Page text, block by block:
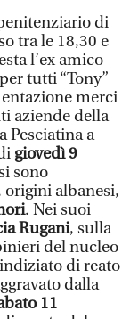
di
tra le 18,30 e
l’ex amico
tutti “Tony”
merci
aziende della
Pesciatina a
giovedì 9
sono
origini albanesi,
. Nei suoi
Rugani, sulla
del nucleo
di reato
dalla
11